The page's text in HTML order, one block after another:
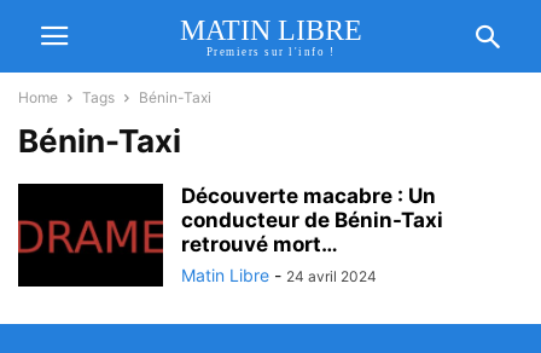
MATIN LIBRE
Premiers sur l'info !
Home Tags Bénin-Taxi
Bénin-Taxi
Découverte macabre : Un
conducteur de Bénin-Taxi
retrouvé mort…
Matin Libre - 24 avril 2024